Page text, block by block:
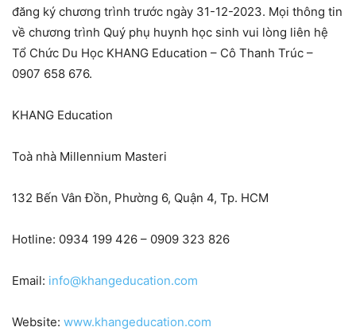
đăng ký chương trình trước ngày 31-12-2023. Mọi thông tin
về chương trình Quý phụ huynh học sinh vui lòng liên hệ
Tổ Chức Du Học KHANG Education – Cô Thanh Trúc –
0907 658 676.
KHANG Education
Toà nhà Millennium Masteri
132 Bến Vân Đồn, Phường 6, Quận 4, Tp. HCM
Hotline: 0934 199 426 – 0909 323 826
Email: info@khangeducation.com
Website: www.khangeducation.com